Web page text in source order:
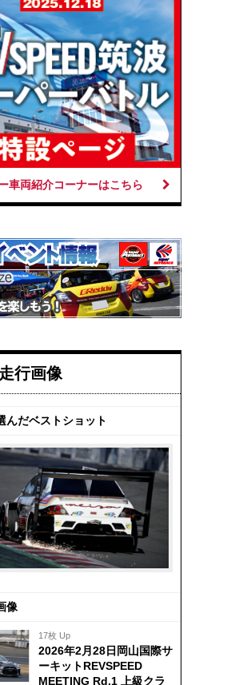
車両紹介コーナーはこちら
走行画像
んだベストショット
像
17枚 Up
2026年2月28日岡山国際サ
ーキットREVSPEED
MEETING Rd.1 上級クラ